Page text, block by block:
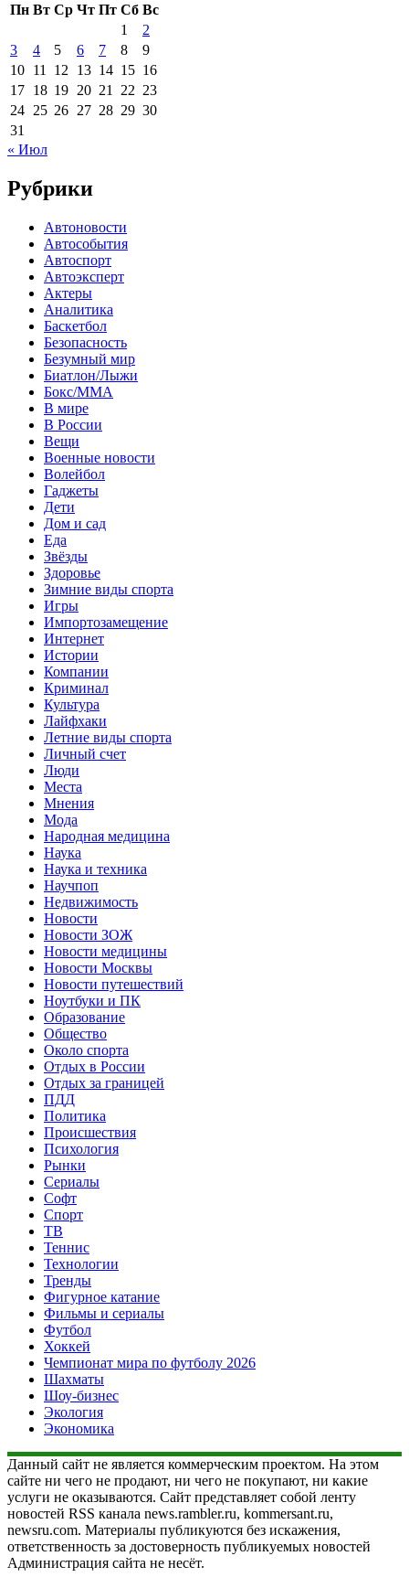
Пн Вт Ср Чт Пт Сб Вс
1
2
3
4 5 6 7 8
9
10 11 12 13 14 15 16
17 18 19 20 21 22 23
24 25 26 27 28 29 30
31
« Июл
Рубрики
Автоновости
Автособытия
Автоспорт
Автоэксперт
Актеры
Аналитика
Баскетбол
Безопасность
Безумный мир
Биатлон/Лыжи
Бокс/MMA
В мире
В России
Вещи
Военные новости
Волейбол
Гаджеты
Дети
Дом и сад
Еда
Звёзды
Здоровье
Зимние виды спорта
Игры
Импортозамещение
Интернет
Истории
Компании
Криминал
Культура
Лайфхаки
Летние виды спорта
Личный счет
Люди
Места
Мнения
Мода
Народная медицина
Наука
Наука и техника
Научпоп
Недвижимость
Новости
Новости ЗОЖ
Новости медицины
Новости Москвы
Новости путешествий
Ноутбуки и ПК
Образование
Общество
Около спорта
Отдых в России
Отдых за границей
ПДД
Политика
Происшествия
Психология
Рынки
Сериалы
Софт
Спорт
ТВ
Теннис
Технологии
Тренды
Фигурное катание
Фильмы и сериалы
Футбол
Хоккей
Чемпионат мира по футболу 2026
Шахматы
Шоу-бизнес
Экология
Экономика
Данный сайт не является коммерческим проектом. На этом
сайте ни чего не продают, ни чего не покупают, ни какие
услуги не оказываются. Сайт представляет собой ленту
новостей RSS канала news.rambler.ru, kommersant.ru,
newsru.com. Материалы публикуются без искажения,
ответственность за достоверность публикуемых новостей
Администрация сайта не несёт.